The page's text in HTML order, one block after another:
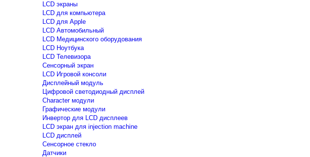
LCD экраны
LCD для компьютера
LCD для Apple
LCD Автомобильный
LCD Медицинского оборудования
LCD Ноутбука
LCD Телевизора
Сенсорный экран
LCD Игровой консоли
Дисплейный модуль
Цифровой светодиодный дисплей
Сharacter модули
Графические модули
Инвертор для LCD дисплеев
LCD экран для injection machine
LCD дисплей
Сенсорное стекло
Датчики